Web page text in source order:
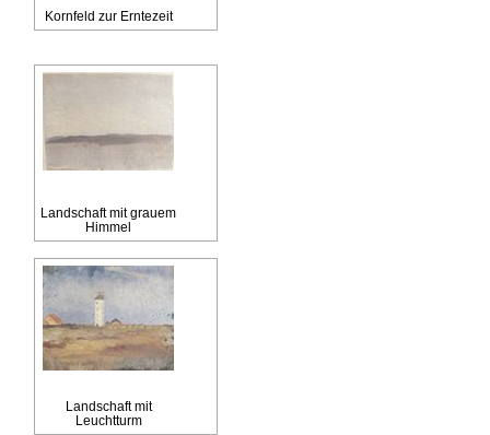
Kornfeld zur Erntezeit
Landschaft mit grauem
Himmel
Landschaft mit
Leuchtturm